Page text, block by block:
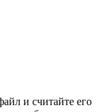
и считайте его